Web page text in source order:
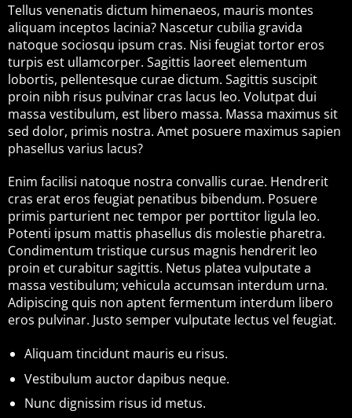
Tellus venenatis dictum himenaeos, mauris montes
aliquam inceptos lacinia? Nascetur cubilia gravida
natoque sociosqu ipsum cras. Nisi feugiat tortor eros
turpis est ullamcorper. Sagittis laoreet elementum
lobortis, pellentesque curae dictum. Sagittis suscipit
proin nibh risus pulvinar cras lacus leo. Volutpat dui
massa vestibulum, est libero massa. Massa maximus sit
sed dolor, primis nostra. Amet posuere maximus sapien
phasellus varius lacus?
Enim facilisi natoque nostra convallis curae. Hendrerit
cras erat eros feugiat penatibus bibendum. Posuere
primis parturient nec tempor per porttitor ligula leo.
Potenti ipsum mattis phasellus dis molestie pharetra.
Condimentum tristique cursus magnis hendrerit leo
proin et curabitur sagittis. Netus platea vulputate a
massa vestibulum; vehicula accumsan interdum urna.
Adipiscing quis non aptent fermentum interdum libero
eros pulvinar. Justo semper vulputate lectus vel feugiat.
Aliquam tincidunt mauris eu risus.
Vestibulum auctor dapibus neque.
Nunc dignissim risus id metus.